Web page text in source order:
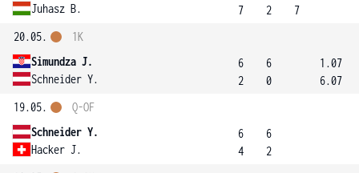
Juhasz B.
7
2
7
20.05.
Simundza J.
Schneider Y.
1K
6
2
6
0
1.07
6.07
19.05.
Schneider Y.
Hacker J.
Q-OF
6
4
6
2